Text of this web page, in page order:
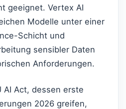
geeignet. Vertex AI
Modelle unter einer
Schicht und
sensibler Daten
Anforderungen.
AI Act, dessen erste
2026 greifen,